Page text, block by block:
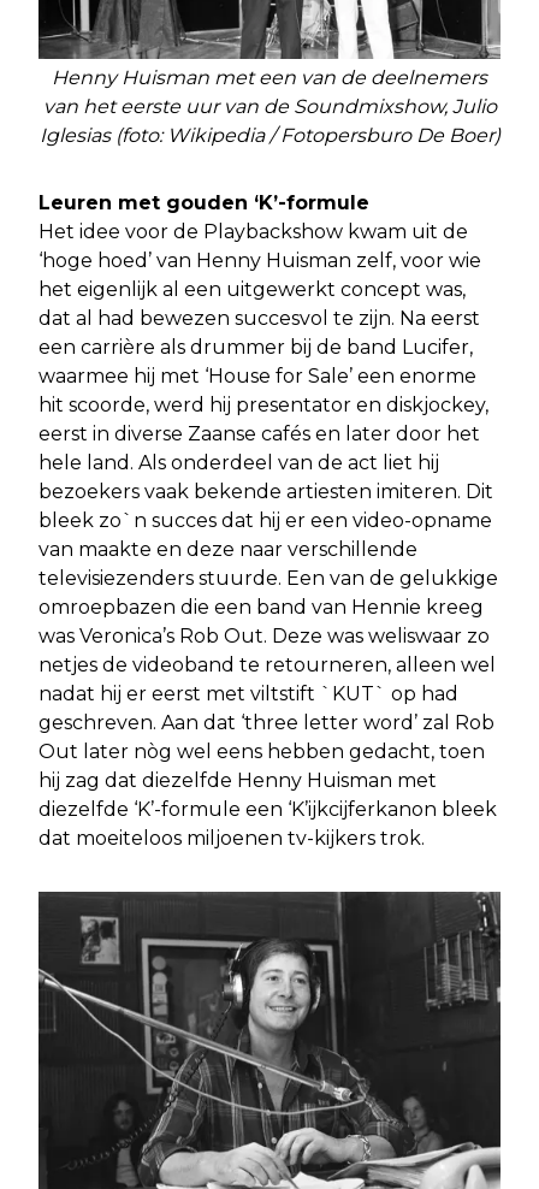
Henny Huisman met een van de deelnemers
van het eerste uur van de Soundmixshow, Julio
Iglesias (foto: Wikipedia / Fotopersburo De Boer)
Leuren met gouden ‘K’-formule
Het idee voor de Playbackshow kwam uit de
‘hoge hoed’ van Henny Huisman zelf, voor wie
het eigenlijk al een uitgewerkt concept was,
dat al had bewezen succesvol te zijn. Na eerst
een carrière als drummer bij de band Lucifer,
waarmee hij met ‘House for Sale’ een enorme
hit scoorde, werd hij presentator en diskjockey,
eerst in diverse Zaanse cafés en later door het
hele land. Als onderdeel van de act liet hij
bezoekers vaak bekende artiesten imiteren. Dit
bleek zo`n succes dat hij er een video-opname
van maakte en deze naar verschillende
televisiezenders stuurde. Een van de gelukkige
omroepbazen die een band van Hennie kreeg
was Veronica’s Rob Out. Deze was weliswaar zo
netjes de videoband te retourneren, alleen wel
nadat hij er eerst met viltstift `KUT` op had
geschreven. Aan dat ‘three letter word’ zal Rob
Out later nòg wel eens hebben gedacht, toen
hij zag dat diezelfde Henny Huisman met
diezelfde ‘K’-formule een ‘K’ijkcijferkanon bleek
dat moeiteloos miljoenen tv-kijkers trok.